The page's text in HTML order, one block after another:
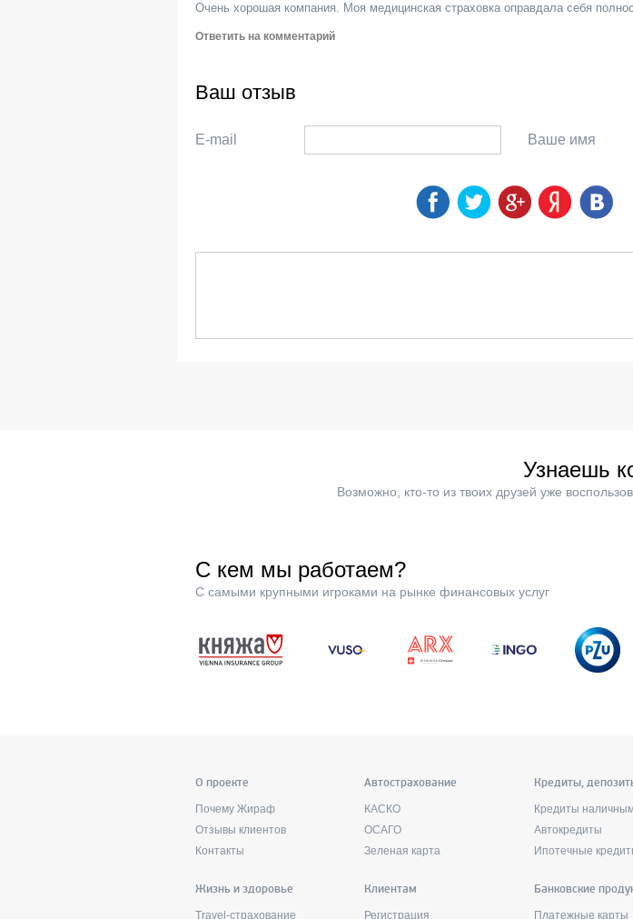
Очень хорошая компания. Моя медицинская страховка оправдала себя
Ответить на комментарий
Ваш отзыв
E-mail Ваше имя
Узнаешь
Возможно, кто-то из твоих друзей уже
С кем мы работаем?
С самыми крупными игроками на рынке финансовых услуг
О проекте
Почему Жираф
Отзывы клиентов
Контакты
Автострахование
КАСКО
ОСАГО
Зеленая карта
Кредиты,
Кредиты
Автокредиты
Ипотечные
Жизнь и здоровье
Travel-страхование
Клиентам
Регистрация
Банковские
Платежные карты